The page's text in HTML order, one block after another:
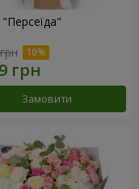
"Персеїда"
Замовити